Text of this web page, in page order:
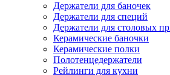
Держатели для баночек
Держатели для специй
Держатели для столовых
Керамические баночки
Керамические полки
Полотенцедержатели
Рейлинги для кухни